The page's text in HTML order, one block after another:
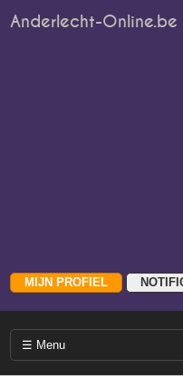
Anderlecht-Online.be